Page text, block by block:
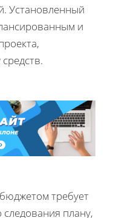
Установленный
и
требует
плану,